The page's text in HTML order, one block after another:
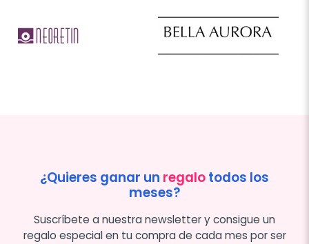
¿Quieres ganar un regalotodos los
meses?
Suscríbete a nuestra newsletter y consigue un
regalo especial en tu compra de cada mes por ser